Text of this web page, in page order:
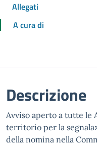
Allegati
A cura di
Descrizione
Avviso aperto a tutte le
territorio per la
della nomina nella